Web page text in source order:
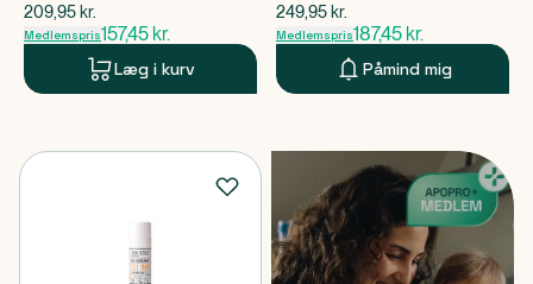
$gammel pris
209,95 kr.
Medlemspris157,45 kr.
Læg i kurv
$gammel pris
249,95 kr.
Medlemspris187,45 kr.
Påmind mig